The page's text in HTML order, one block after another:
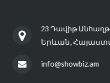
23 Դավիթ Անհաղթ
Երևան,
info@showbiz.am